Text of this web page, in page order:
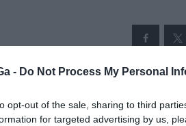
- Do Not Process My Personal
opt-out of the sale, sharing to third
for targeted advertising by us,
2023.